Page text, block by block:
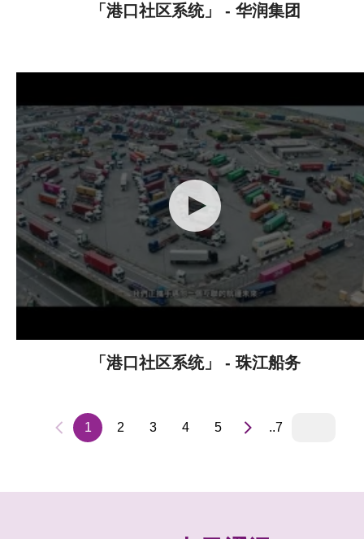
「港口社区系统」 - 华润集团
「港口社区系统」 - 珠江船务
1 2 3 4 5 ..7